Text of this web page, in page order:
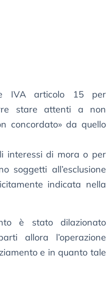
IVA articolo 15 per
stare attenti a non
concordato» da quello
interessi di mora o per
soggetti all’esclusione
indicata nella
è stato dilazionato
allora l’operazione
e in quanto tale